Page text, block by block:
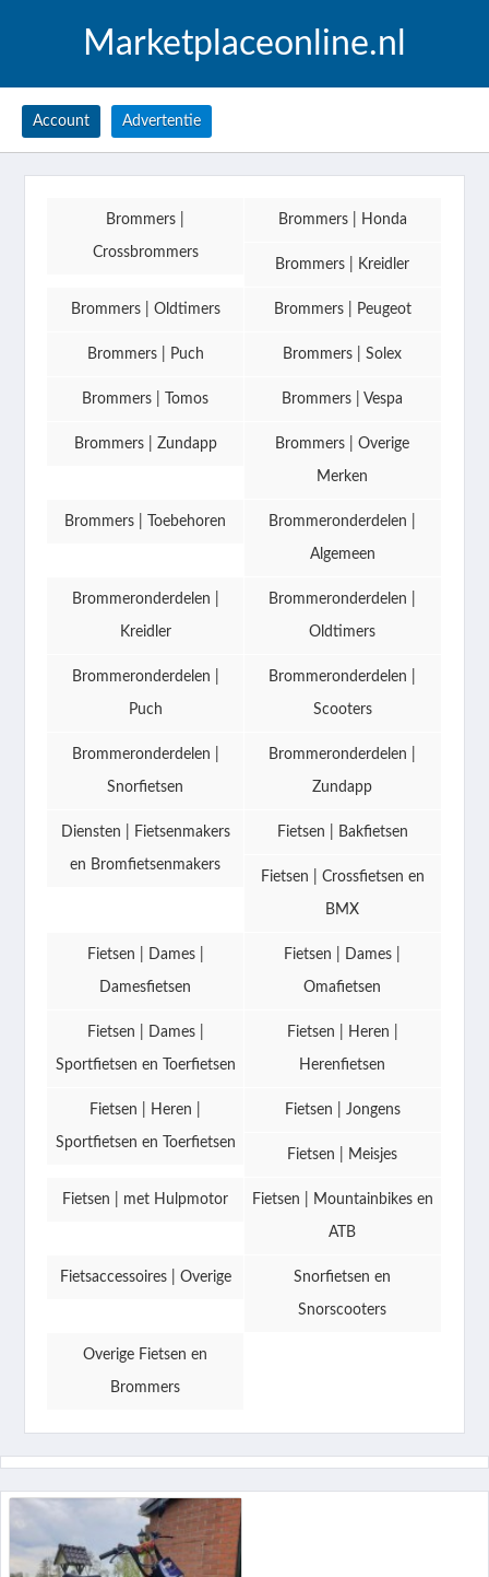
Marketplaceonline.nl
Account Advertentie
Brommers |
Crossbrommers
Brommers | Honda
Brommers | Kreidler
Brommers | Oldtimers Brommers | Peugeot
Brommers | Puch Brommers | Solex
Brommers | Tomos Brommers | Vespa
Brommers | Zundapp Brommers | Overige
Merken
Brommers | Toebehoren Brommeronderdelen |
Algemeen
Brommeronderdelen |
Kreidler
Brommeronderdelen |
Oldtimers
Brommeronderdelen |
Puch
Brommeronderdelen |
Scooters
Brommeronderdelen |
Snorfietsen
Brommeronderdelen |
Zundapp
Diensten | Fietsenmakers
en Bromfietsenmakers
Fietsen | Bakfietsen
Fietsen | Crossfietsen en
BMX
Fietsen | Dames |
Damesfietsen
Fietsen | Dames |
Omafietsen
Fietsen | Dames |
Sportfietsen en Toerfietsen
Fietsen | Heren |
Herenfietsen
Fietsen | Heren |
Sportfietsen en Toerfietsen
Fietsen | Jongens
Fietsen | Meisjes
Fietsen | met Hulpmotor Fietsen | Mountainbikes en
ATB
Fietsaccessoires | Overige Snorfietsen en
Snorscooters
Overige Fietsen en
Brommers